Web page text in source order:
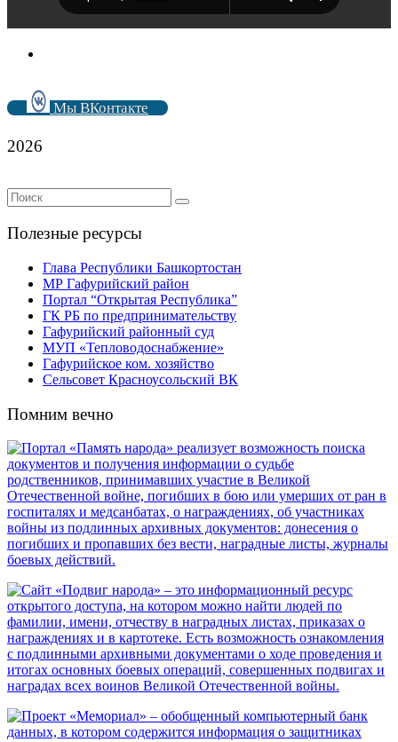
Мы ВКонтакте
2026
Полезные ресурсы
Глава Республики Башкортостан
МР Гафурийский район
Портал “Открытая Республика”
ГК РБ по предпринимательству
Гафурийский районный суд
МУП «Тепловодоснабжение»
Гафурийское ком. хозяйство
Сельсовет Красноусольский ВК
Помним вечно